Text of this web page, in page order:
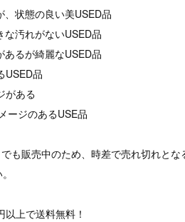
状態の良い美USED品
汚れがないUSED品
るが綺麗なUSED品
品
がある
ジのあるUSE品
でも販売中のため、時差で売れ切れと
上で送料無料！